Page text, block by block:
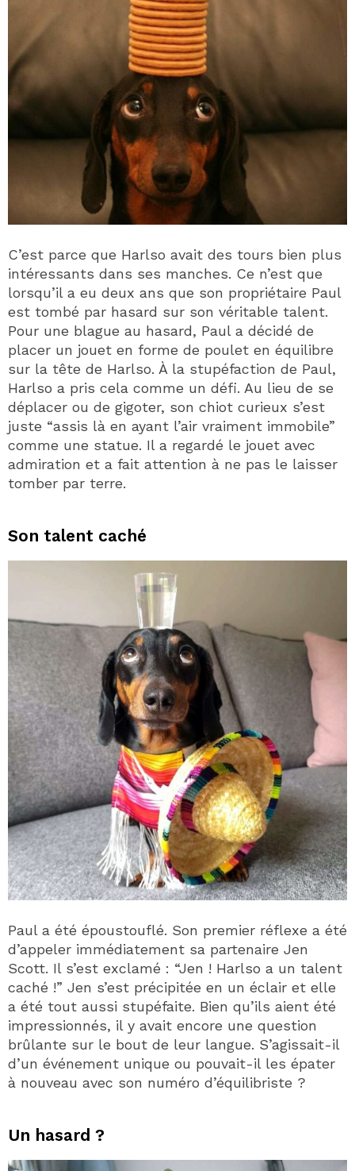
C’est parce que Harlso avait des tours bien plus
intéressants dans ses manches. Ce n’est que
lorsqu’il a eu deux ans que son propriétaire Paul
est tombé par hasard sur son véritable talent.
Pour une blague au hasard, Paul a décidé de
placer un jouet en forme de poulet en équilibre
sur la tête de Harlso. À la stupéfaction de Paul,
Harlso a pris cela comme un défi. Au lieu de se
déplacer ou de gigoter, son chiot curieux s’est
juste “assis là en ayant l’air vraiment immobile”
comme une statue. Il a regardé le jouet avec
admiration et a fait attention à ne pas le laisser
tomber par terre.
Son talent caché
Paul a été époustouflé. Son premier réflexe a été
d’appeler immédiatement sa partenaire Jen
Scott. Il s’est exclamé : “Jen ! Harlso a un talent
caché !” Jen s’est précipitée en un éclair et elle
a été tout aussi stupéfaite. Bien qu’ils aient été
impressionnés, il y avait encore une question
brûlante sur le bout de leur langue. S’agissait-il
d’un événement unique ou pouvait-il les épater
à nouveau avec son numéro d’équilibriste ?
Un hasard ?